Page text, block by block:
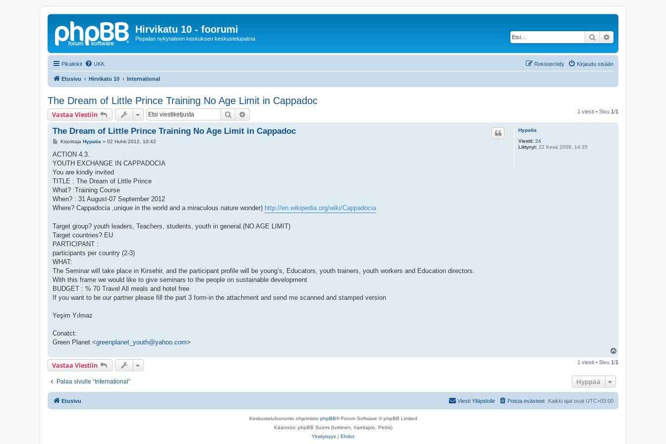
Hirvikatu 10 - foorumi
Pispalan nykytaiteen keskuksen keskustelupalsta Etsi
Pikalinkit UKK Kirjaudu sisään
Rekisteröidy
Etusivu Hirvikatu 10 International
The Dream of Little Prince Training No Age Limit in Cappadoc
Vastaa Viestiin Etsi 1 viesti • Sivu 1/1
Hypatia
Viestit: 24
Liittynyt: 22 Kesä 2009, 14:35
The Dream of Little Prince Training No Age Limit in Cappadoc
V
e
t
i
Kirjoittaja Hypatia » 02 Huhti 2012, 10:42
ACTION 4.3.
YOUTH EXCHANGE IN CAPPADOCIA
You are kindly invited
TITLE : The Dream of Little Prince
What? :Training Course
When? : 31 August-07 September 2012
Where? Cappadocia ,unique in the world and a miraculous nature wonder) http://en.wikipedia.org/wiki/Cappadocia
Target group? youth leaders, Teachers, students, youth in general.(NO AGE LIMIT)
Target countries? EU
PARTICIPANT :
participants per country (2-3)
WHAT:
The Seminar will take place in Kirsehir, and the participant profile will be young’s, Educators, youth trainers, youth workers and Education directors.
With this frame we would like to give seminars to the people on sustainable development
BUDGET : % 70 Travel All meals and hotel free
If you want to be our partner please fill the part 3 form-in the attachment and send me scanned and stamped version
Yeşim Yılmaz
Conatct:
Green Planet <greenplanet_youth@yahoo.com>
ö
Vastaa Viestiin 1 viesti • Sivu 1/1
Palaa sivulle “International” Hyppää
Etusivu Kaikki ajat ovat UTC+03:00
Poista evästeet
Viesti Ylläpidolle
Keskustelufoorumin ohjelmisto phpBB® Forum Software © phpBB Limited
Käännös: phpBB Suomi (lurttinen, harritapio, Pettis)
Yksityisyys | Ehdot